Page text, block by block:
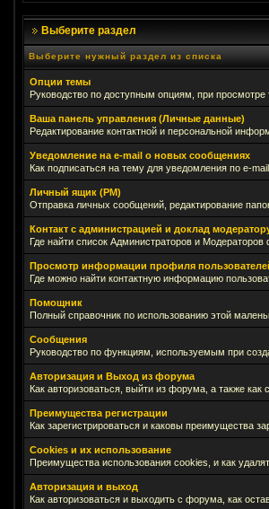
Выберите раздел
Выберите нужный раздел из списка
Опции темы
Руководство по доступным опциям, при просмотре
Ваша панель управления (Личные данные)
Редактирование контактной и персональной
Уведомление на e-mail о новых сообщениях
Как подписаться на тему для уведомления по e-
Личный ящик (PM)
Отправка личных сообщений, редактирование
Контакт с администрацией и доклад
Где найти список Администраторов и Модераторов
Просмотр информации профиля
Где можно найти контактную информацию
Помощник
Полный справочник по использованию этой
Сообщения
Руководство по функциям, используемым при
Авторизация и Выход из форума
Как авторизоваться, выйти из форума, а также
Преимущества регистрации
Как зарегистрироваться и каковы преимущества
Cookies и их использование
Преимущества использования cookies, и как
Авторизация и выход
Как авторизоваться и выходить с форума, как